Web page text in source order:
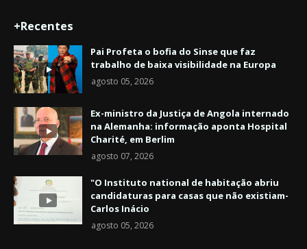
+Recentes
Pai Profeta o bofia do Sinse que faz
trabalho de baixa visibilidade na Europa
agosto 05, 2026
Ex-ministro da Justiça de Angola internado
na Alemanha: informação aponta Hospital
Charité, em Berlim
agosto 07, 2026
"O Instituto national de habitação abriu
candidaturas para casas que não existiam-
Carlos Inácio
agosto 05, 2026